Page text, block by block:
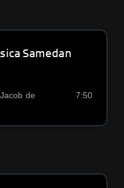
Samedan
de
7:50